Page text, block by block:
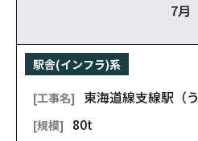
7月
駅舎(インフラ)系
東海道線支線駅（
80t